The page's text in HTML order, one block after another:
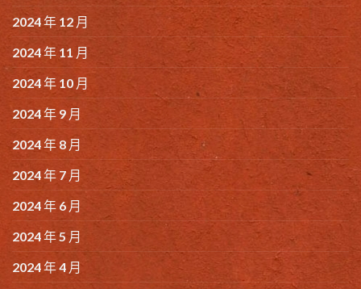
2024 年 12 月
2024 年 11 月
2024 年 10 月
2024 年 9 月
2024 年 8 月
2024 年 7 月
2024 年 6 月
2024 年 5 月
2024 年 4 月